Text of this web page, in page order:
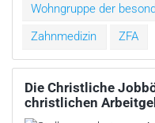
Wohngruppe der
Zahnmedizin
ZFA
Die Christliche
christlichen